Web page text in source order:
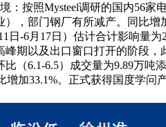
：按照Mysteel调研的国内56家
，部门钢厂有所减产。同比增
日-6月17日）估计合计影响量
期以及出口窗口打开的阶段，
比（6.1-6.5）成交量为9.89万吨
增加33.1%。正式获得国度学问